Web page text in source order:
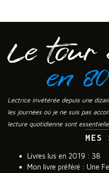
Lectrice invétérée depuis une
les journées où je ne suis pas
lecture quotidienne sont
MES
Livres lus en 2019 : 38
Mon livre préféré : Une